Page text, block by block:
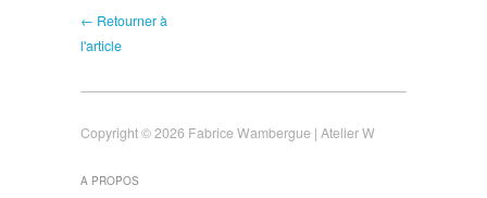
← Retourner à
l'article
Copyright © 2026 Fabrice Wambergue | Atelier W
A PROPOS